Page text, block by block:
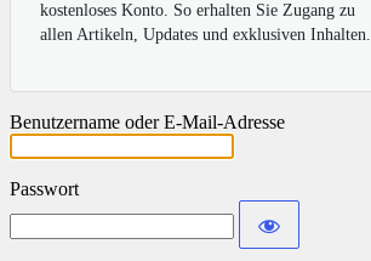
kostenloses Konto. So erhalten Sie Zugang zu
allen Artikeln, Updates und exklusiven Inhalten.
Benutzername oder E-Mail-Adresse
Passwort